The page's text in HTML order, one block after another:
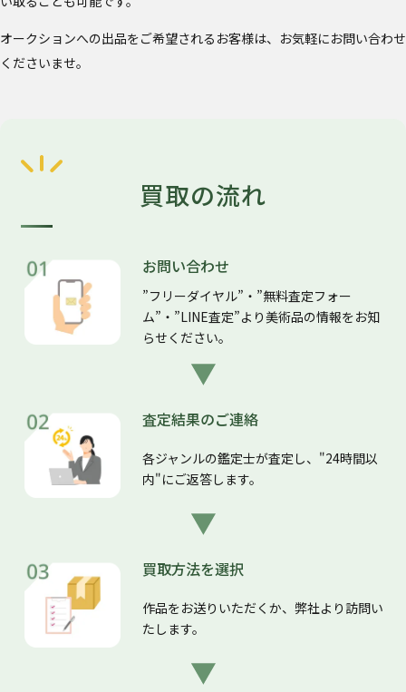
オークションへの出品をご希望されるお客様は、お気軽にお問い合わせ
くださいませ。
買取の流れ
お問い合わせ
”フリーダイヤル”・”無料査定フォー
ム”・”LINE査定”より美術品の情報をお知
らせください。
査定結果のご連絡
各ジャンルの鑑定士が査定し、"24時間以
内"にご返答します。
買取方法を選択
作品をお送りいただくか、弊社より訪問い
たします。